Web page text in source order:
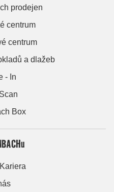
prodejen
centrum
centrum
a dlažeb
- In
Box